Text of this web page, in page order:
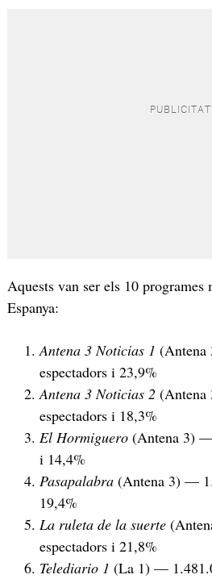
Aquests van ser els 10 programes
Espanya:
Antena 3 Noticias 1
espectadors i 23,9%
Antena 3 Noticias 2
espectadors i 18,3%
El Hormiguero(Antena 3) —
i 14,4%
Pasapalabra(Antena 3) —
19,4%
La ruleta de la suerte
espectadors i 21,8%
Telediario 1 (La 1) —